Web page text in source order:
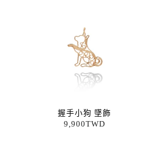
握手小狗 墜飾
9,900TWD